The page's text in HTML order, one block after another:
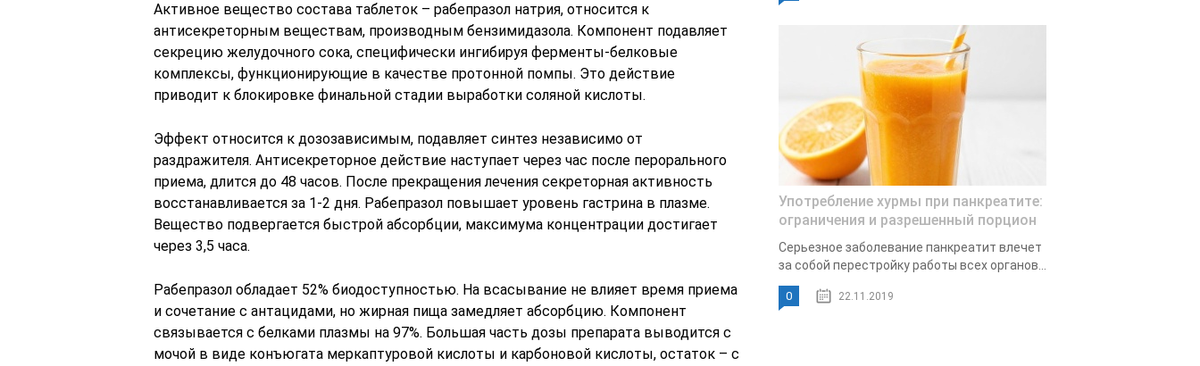
Активное вещество состава таблеток – рабепразол натрия, относится к
антисекреторным веществам, производным бензимидазола. Компонент подавляет
секрецию желудочного сока, специфически ингибируя ферменты-белковые
комплексы, функционирующие в качестве протонной помпы. Это действие
приводит к блокировке финальной стадии выработки соляной кислоты.
Эффект относится к дозозависимым, подавляет синтез независимо от
раздражителя. Антисекреторное действие наступает через час после перорального
приема, длится до 48 часов. После прекращения лечения секреторная активность
восстанавливается за 1-2 дня. Рабепразол повышает уровень гастрина в плазме.
Вещество подвергается быстрой абсорбции, максимума концентрации достигает
через 3,5 часа.
Рабепразол обладает 52% биодоступностью. На всасывание не влияет время приема
и сочетание с антацидами, но жирная пища замедляет абсорбцию. Компонент
связывается с белками плазмы на 97%. Большая часть дозы препарата выводится с
мочой в виде конъюгата меркаптуровой кислоты и карбоновой кислоты, остаток – с
Употребление хурмы при панкреатите:
ограничения и разрешенный порцион
Серьезное заболевание панкреатит влечет
за собой перестройку работы всех органов...
0 22.11.2019